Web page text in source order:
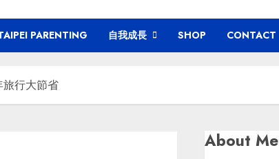
PARENTING 自我成長 SHOP CONTACT
行大節省
About Me